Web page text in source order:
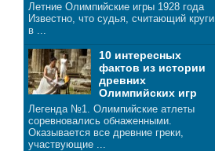
Летние Олимпийские игры 1928 года
Известно, что судья, считающий круги
в ...
10 интересных
фактов из истории
древних
Олимпийских игр
Легенда №1. Олимпийские атлеты
соревновались обнаженными.
Оказывается все древние греки,
участвующие ...